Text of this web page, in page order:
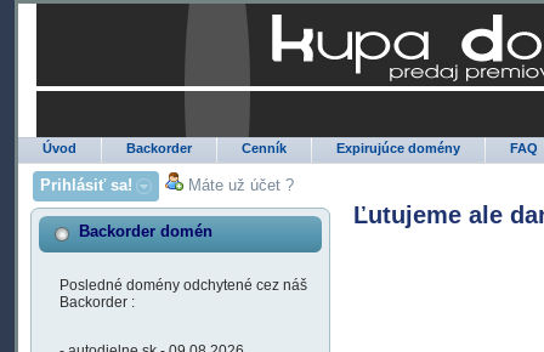
Úvod Backorder Cenník Expirujúce domény FAQ
Prihlásiť sa! Máte už účet ?
Backorder domén
Posledné domény odchytené cez náš
Backorder :
Ľutujeme ale